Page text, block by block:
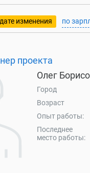
изменения по
проекта
Олег
Город
Возраст
Опыт работы:
Последнее
место работы: